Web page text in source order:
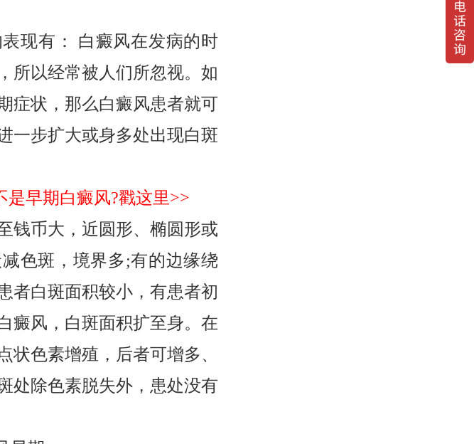
有： 白癜风在发病的时
所以经常被人们所忽视。如
症状，那么白癜风患者就可
一步扩大或身多处出现白斑
是早期白癜风?戳这里>>
币大，近圆形、椭圆形或
色斑，境界多;有的边缘绕
者白斑面积较小，有患者初
癜风，白斑面积扩至身。在
状色素增殖，后者可增多、
处除色素脱失外，患处没有